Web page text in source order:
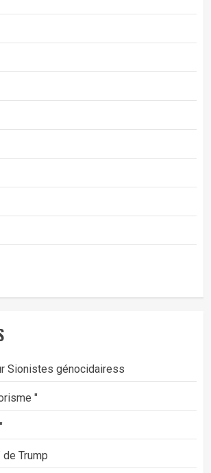
Sionistes génocidairess
"
Trump